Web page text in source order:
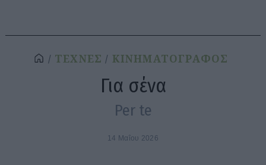
ΤΕΧΝΕΣ ΚΙΝΗΜΑΤΟΓΡΑΦΟΣ
Για σένα
Per te
14 Μαΐου 2026